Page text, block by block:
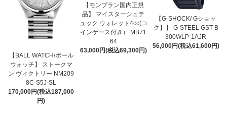
【BALL WATCH/ボール
ウォッチ】 ストークマ
ン ヴィクトリー NM209
8C-S5J-SL
170,000円(税込187,000
円)
【モンブラン国内正規
品】 マイスターシュテ
ュック ウォレット4cc(コ
インケース付き） MB71
64
63,000円(税込69,300円)
【G-SHOCK/ Gショッ
ク】】 G-STEEL GST-B
300WLP-1AJR
56,000円(税込61,600円)